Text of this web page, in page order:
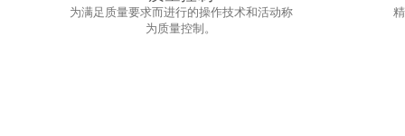
为满足质量要求而进行的操作技术和活动称
为质量控制。